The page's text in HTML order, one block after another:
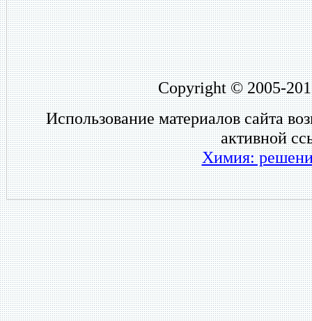
Copyright © 2005-
Использование материалов сайта
активной
Химия: